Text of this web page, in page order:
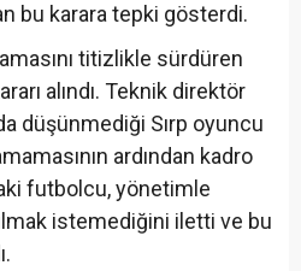
bu karara tepki gösterdi.
titizlikle sürdüren
alındı. Teknik direktör
düşünmediği Sırp oyuncu
ardından kadro
futbolcu, yönetimle
istemediğini iletti ve bu